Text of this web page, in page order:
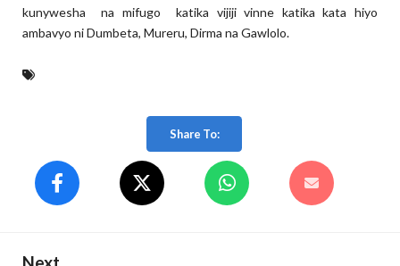
kunywesha na mifugo katika vijiji vinne katika kata hiyo
ambavyo ni Dumbeta, Mureru, Dirma na Gawlolo.
Share To: